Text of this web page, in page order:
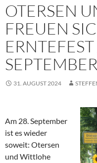
OTERSEN
FREUEN
SEPTEMBER
31. AUGUST 2024
Am 28. September
ist es wieder
soweit: Otersen
und Wittlohe